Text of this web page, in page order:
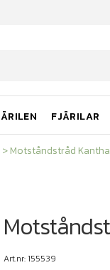
FJÄRILAR
>Motståndstråd
Art.nr: 155539